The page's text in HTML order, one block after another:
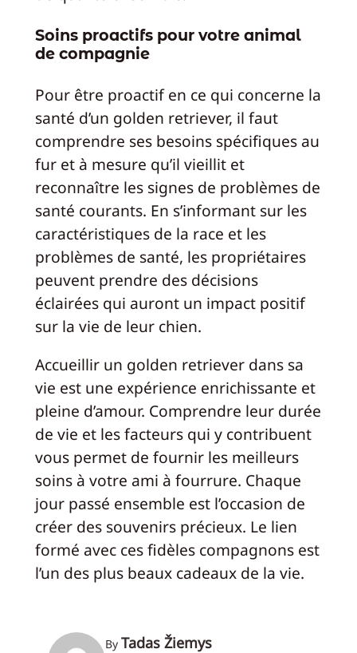
Soins proactifs pour votre animal
de compagnie
Pour être proactif en ce qui concerne la
santé d’un golden retriever, il faut
comprendre ses besoins spécifiques au
fur et à mesure qu’il vieillit et
reconnaître les signes de problèmes de
santé courants. En s’informant sur les
caractéristiques de la race et les
problèmes de santé, les propriétaires
peuvent prendre des décisions
éclairées qui auront un impact positif
sur la vie de leur chien.
Accueillir un golden retriever dans sa
vie est une expérience enrichissante et
pleine d’amour. Comprendre leur durée
de vie et les facteurs qui y contribuent
vous permet de fournir les meilleurs
soins à votre ami à fourrure. Chaque
jour passé ensemble est l’occasion de
créer des souvenirs précieux. Le lien
formé avec ces fidèles compagnons est
l’un des plus beaux cadeaux de la vie.
By Tadas Žiemys